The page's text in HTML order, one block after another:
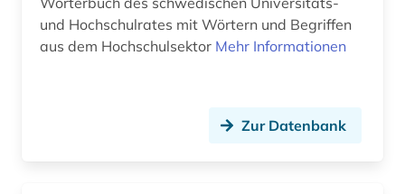
prosa (1)
und Hochschulrates mit Wörtern und Begriffen
aus dem Hochschulsektor Mehr Informationen
Zur Datenbank